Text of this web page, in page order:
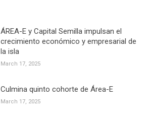
ÁREA-E y Capital Semilla impulsan el
crecimiento económico y empresarial de
la isla
March 17, 2025
Culmina quinto cohorte de Área-E
March 17, 2025